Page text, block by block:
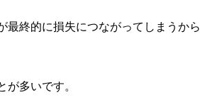
最終的に損失につながってしまうから
多いです。